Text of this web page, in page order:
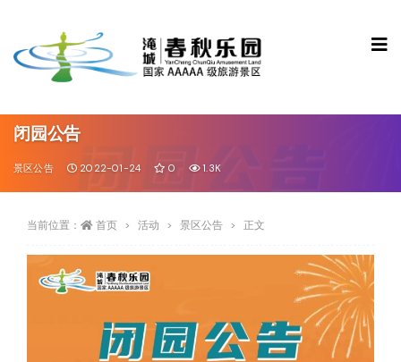
闭园公告
景区公告 2022-01-24 0 1.3K
当前位置： 首页 活动 景区公告 正文